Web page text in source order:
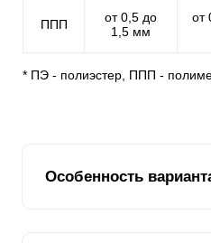
ППП
от 0,5 до
1,5 мм
от
* ПЭ - полиэстер, ППП -
Особенность